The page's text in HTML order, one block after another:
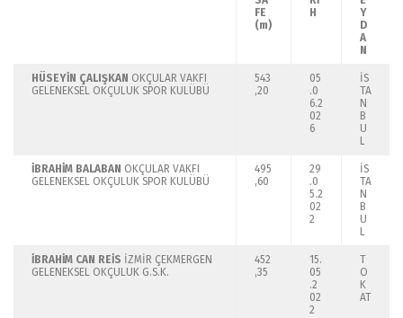
FE
(m)
H
Y
D
A
N
HÜSEYİN ÇALIŞKAN OKÇULAR VAKFI
GELENEKSEL OKÇULUK SPOR KULÜBÜ
543
,20
05
.0
6.2
02
6
İS
TA
N
B
U
L
İBRAHİM BALABAN OKÇULAR VAKFI
GELENEKSEL OKÇULUK SPOR KULÜBÜ
495
,60
29
.0
5.2
02
2
İS
TA
N
B
U
L
İBRAHİM CAN REİS İZMİR ÇEKMERGEN
GELENEKSEL OKÇULUK G.S.K.
452
,35
15.
05
.2
02
2
T
O
K
AT